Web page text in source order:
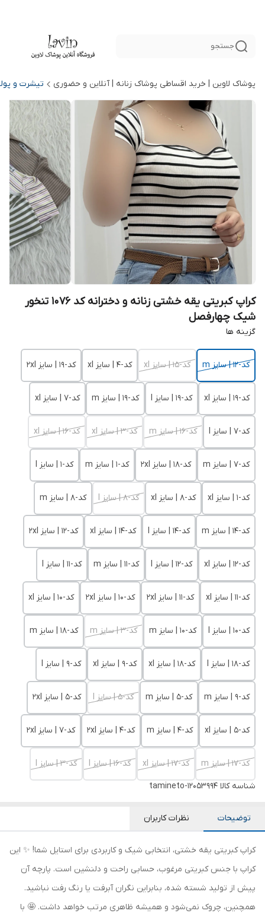
جستجو
پوشاک لاوین | خرید اقساطی پوشاک زنانه | آنلاین و حضوری تیشرت و
کراپ کبریتی یقه خشتی زنانه و دخترانه کد 1076 تنخور
شیک چهارفصل
گزینه ها
کد-12 | سایز m کد-15 | سایز xl کد-4 | سایز xl کد-19 | سایز 2xl
کد-19 | سایز xl کد-19 | سایز l کد-19 | سایز m کد-7 | سایز xl
کد-7 | سایز l کد-16 | سایز m کد-3 | سایز xl کد-16 | سایز xl
کد-7 | سایز m کد-18 | سایز 2xl کد-1 | سایز m کد-1 | سایز l
کد-1 | سایز xl کد-8 | سایز xl کد-8 | سایز l کد-8 | سایز m
کد-14 | سایز m کد-14 | سایز l کد-14 | سایز xl کد-12 | سایز 2xl
کد-12 | سایز xl کد-12 | سایز l کد-11 | سایز m کد-11 | سایز l
کد-11 | سایز xl کد-11 | سایز 2xl کد-10 | سایز 2xl کد-10 | سایز xl
کد-10 | سایز l کد-10 | سایز m کد-3 | سایز m کد-18 | سایز m
کد-18 | سایز l کد-18 | سایز xl کد-9 | سایز xl کد-9 | سایز l
کد-9 | سایز m کد-5 | سایز m کد-5 | سایز l کد-5 | سایز 2xl
کد-5 | سایز xl کد-4 | سایز m کد-4 | سایز 2xl کد-7 | سایز 2xl
کد-17 | سایز m کد-17 | سایز xl کد-16 | سایز l
کد-3 | سایز l
شناسه کالا tamineto-12053994
توضیحات نظرات کاربران
کراپ کبریتی یقه خشتی، انتخابی شیک و کاربردی برای استایل شما! ✨ این
کراپ با جنس کبریتی مرغوب، حسابی راحت و دلنشین است. پارچه آن
پیش از تولید شسته شده، بنابراین نگران آبرفت یا رنگ رفت نباشید.
همچنین، چروک نمی‌شود و همیشه ظاهری مرتب خواهد داشت. 🤩 با